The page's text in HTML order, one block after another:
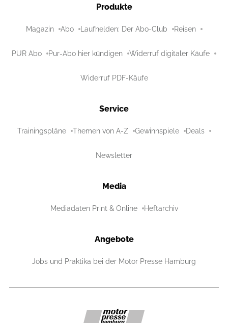
Produkte
Magazin Abo Laufhelden: Der Abo-Club Reisen
PUR Abo Pur-Abo hier kündigen Widerruf digitaler Käufe
Widerruf PDF-Käufe
Service
Trainingspläne Themen von A-Z Gewinnspiele Deals
Newsletter
Media
Mediadaten Print & Online Heftarchiv
Angebote
Jobs und Praktika bei der Motor Presse Hamburg